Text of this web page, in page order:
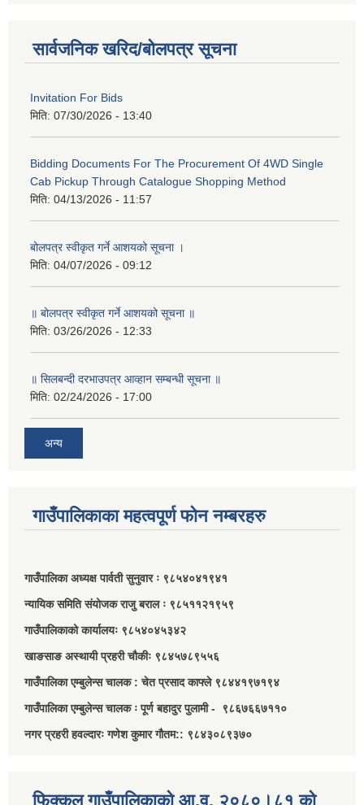
सार्वजनिक खरिद/बोलपत्र सूचना
Invitation For Bids
मिति: 07/30/2026 - 13:40
Bidding Documents For The Procurement Of 4WD Single
Cab Pickup Through Catalogue Shopping Method
मिति: 04/13/2026 - 11:57
बोलपत्र स्वीकृत गर्ने आशयको सूचना ।
मिति: 04/07/2026 - 09:12
॥ बोलपत्र स्वीकृत गर्ने आशयको सूचना ॥
मिति: 03/26/2026 - 12:33
॥ सिलबन्दी दरभाउपत्र आव्हान सम्बन्धी सूचना ॥
मिति: 02/24/2026 - 17:00
अन्य
गाउँपालिकाका महत्वपूर्ण फोन नम्बरहरु
गाउँपालिका अध्यक्ष पार्वती सुनुवार ः ९८५४०४१९४१
न्यायिक समिति संयोजक राजु बराल ः ९८५११२१९५९
गाउँपालिकाको कार्यालयः ९८५४०४५३४२
खाङसाङ अस्थायी प्रहरी चौकीः ९८४५७८९५५६
गाउँपालिका एम्बुलेन्स चालक : चेत प्रसाद काफ्ले ९८४४१९७१९४
गाउँपालिका एम्बुलेन्स चालक ः पूर्ण बहादुर पुलामी - ९८६७६६७११०
नगर प्रहरी हवल्दारः गणेश कुमार गौतम:: ९८४३०८९३७०
फिक्कल गाउँपालिकाको आ.व. २०८०।८१ को